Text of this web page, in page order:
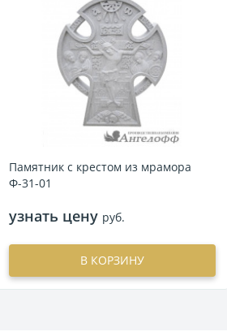
Памятник с крестом из мрамора
Ф-31-01
узнать цену руб.
В КОРЗИНУ